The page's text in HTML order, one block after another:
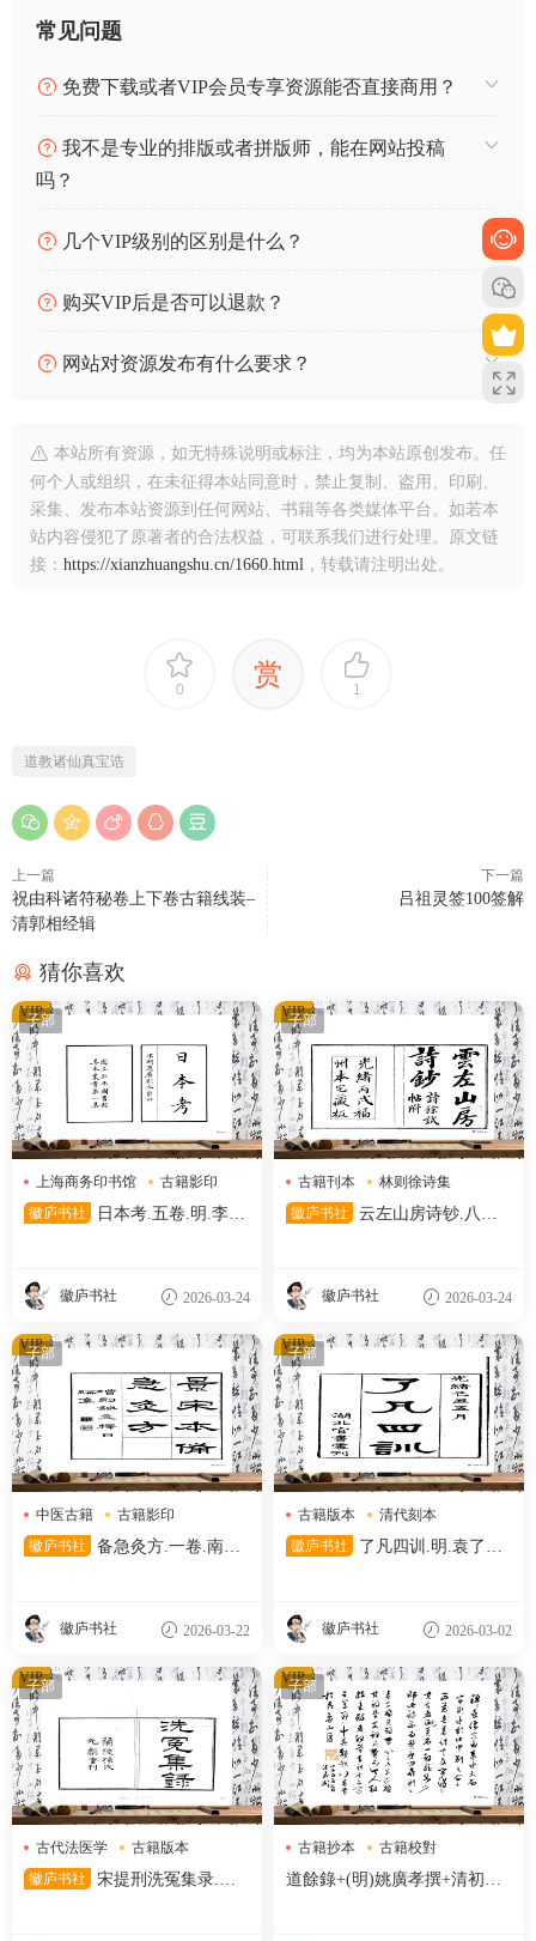
常见问题
免费下载或者VIP会员专享资源能否直接商用？
我不是专业的排版或者拼版师，能在网站投稿
吗？
几个VIP级别的区别是什么？
购买VIP后是否可以退款？
网站对资源发布有什么要求？
本站所有资源，如无特殊说明或标注，均为本站原创发布。任
何个人或组织，在未征得本站同意时，禁止复制、盗用、印刷、
采集、发布本站资源到任何网站、书籍等各类媒体平台。如若本
站内容侵犯了原著者的合法权益，可联系我们进行处理。原文链
接： https://xianzhuangshu.cn/1660.html ，转载请注明出处。
0 赏 1
道教诸仙真宝诰
上一篇
祝由科诸符秘卷上下卷古籍线装–
清郭相经辑
下一篇
吕祖灵签100签解
猜你喜欢
子部
上海商务印书馆
古籍影印
日本考
徽庐书社
日本考.五卷.明.李言
国国家图书馆藏
徽庐书社 2026-03-24
VIP 子部
古籍刊本
林则徐诗集
清代刊本
徽庐书社
云左山房诗钞.八卷.
徽庐书社 2026-03-24
VIP
子部
中医古籍
古籍影印
宋代刻本
徽庐书社
备急灸方.一卷.南宋.
刊本
徽庐书社 2026-03-22
VIP 子部
古籍版本
清代刻本
清代文献
徽庐书社
了凡四训.明.袁了凡
徽庐书社 2026-03-02
VIP
子部
古代法医学
古籍版本
孙星衍
徽庐书社
宋提刑洗冤集录.五
VIP 子部
古籍抄本
古籍校對
明代刻本
道餘錄+(明)姚廣孝撰+清初抄
VIP